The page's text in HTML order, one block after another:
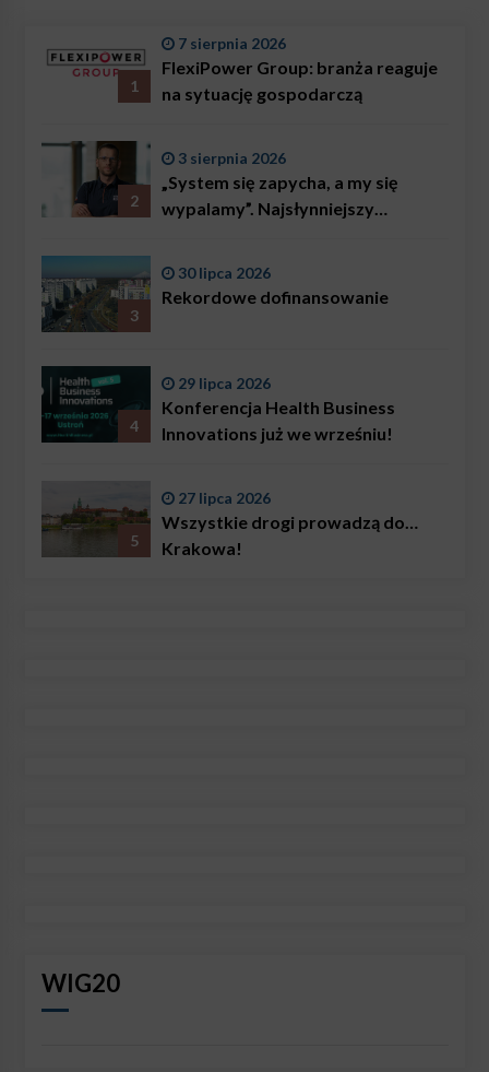
1
7 sierpnia 2026
FlexiPower Group: branża reaguje
na sytuację gospodarczą
2
3 sierpnia 2026
„System się zapycha, a my się
wypalamy”. Najsłynniejszy
problemem są nie tylko choroby
3
30 lipca 2026
Rekordowe dofinansowanie
4
29 lipca 2026
Konferencja Health Business
Innovations już we wrześniu!
5
27 lipca 2026
Wszystkie drogi prowadzą do…
Krakowa!
WIG20